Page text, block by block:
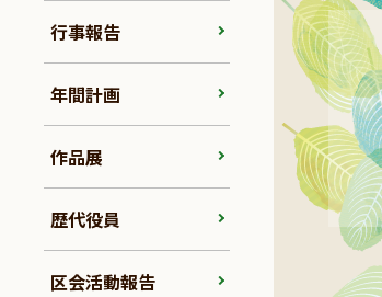
行事報告
年間計画
作品展
歴代役員
区会活動報告